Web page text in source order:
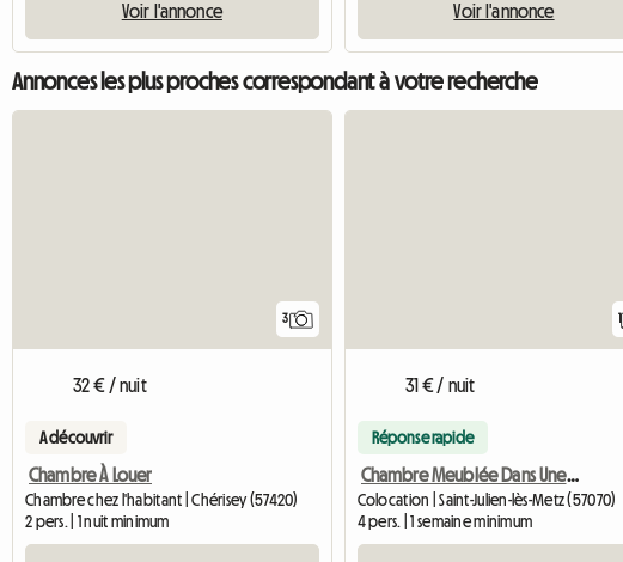
Voir l'annonce Voir l'annonce
Annonces les plus proches correspondant à votre recherche
3
32 € / nuit
A découvrir
Chambre À Louer
Chambre chez l'habitant | Chérisey (57420)
2 pers. | 1 nuit minimum
31 € / nuit
Réponse rapide
Chambre Meublée Dans Une Maison
Colocation | Saint-Julien-lès-Metz (57070)
4 pers. | 1 semaine minimum